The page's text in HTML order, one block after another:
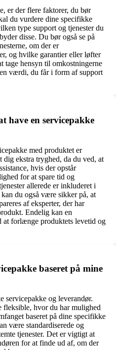
er der flere faktorer, du bør
du vurdere dine specifikke
type support og tjenester du
disse. Du bør også se på
om der er
og hvilke garantier eller løfter
tage hensyn til omkostningerne
værdi, du får i form af support
have en servicepakke
med produktet er
dig ekstra tryghed, da du ved, at
hvis der opstår
for at spare tid og
allerede er inkluderet i
du også være sikker på, at
af eksperter, der har
Endelig kan en
at forlænge produktets levetid og
baseret på mine
servicepakke og leverandør.
hvor du har mulighed
baseret på dine specifikke
være standardiserede og
tjenester. Det er vigtigt at
for at finde ud af, om der